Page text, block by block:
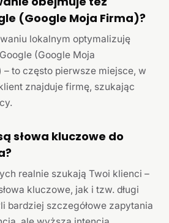
(Google Moja Firma)?
lokalnym optymalizuję
(Google Moja
– to często pierwsze miejsce, w
znajduje firmę, szukając
słowa kluczowe do
realnie szukają Twoi klienci –
kluczowe, jak i tzw. długi
bardziej szczegółowe zapytania